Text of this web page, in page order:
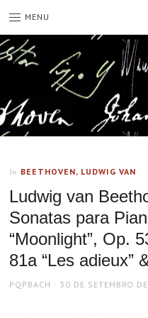
MENU
In BEETHOVEN, LUDWIG VAN
Ludwig van
Sonatas para
“Moonlight”, Op.
81a “Les adieux”
AUTHOR
PQPBACH
POSTED
30 DE SETEMBRO